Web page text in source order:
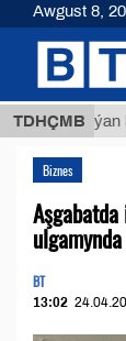
TDHÇMB
Buýan köküniň
Biznes
BT
13:02
Awgust 8,